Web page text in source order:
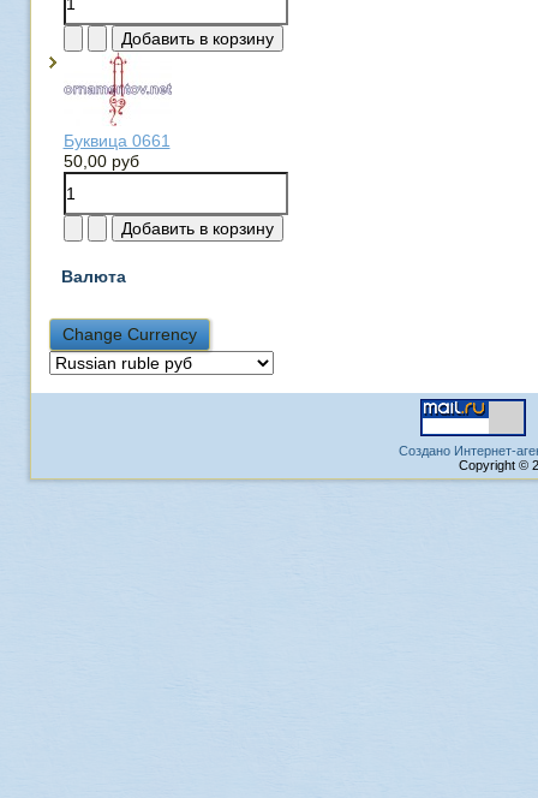
Буквица 0661
50,00 руб
Валюта
Создано Интернет-
Copyright ©